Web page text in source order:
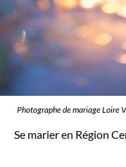
Photographe de mariage Loire
Se marier en Région